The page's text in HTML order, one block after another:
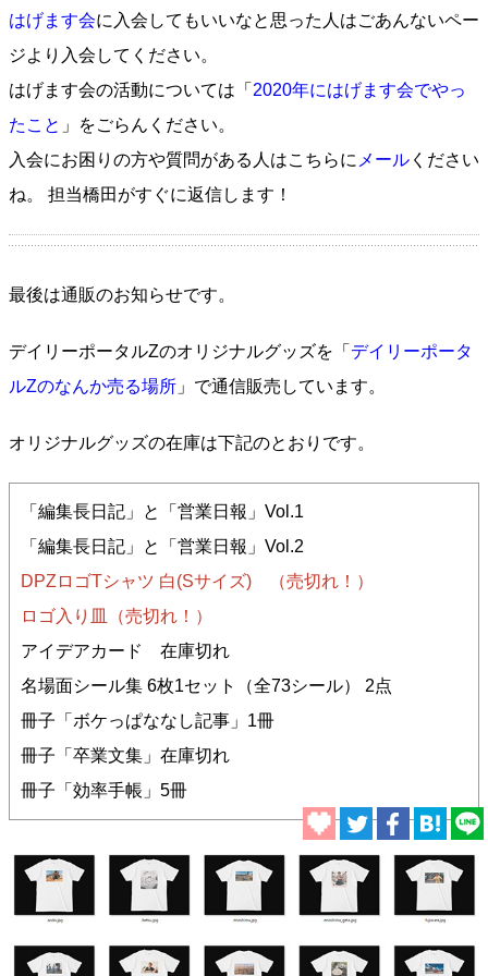
はげます会に入会してもいいなと思った人はごあんないペー
ジより入会してください。
はげます会の活動については「 2020年にはげます会でやっ
たこと 」をごらんください。
入会にお困りの方や質問がある人はこちらに メール ください
ね。 担当橋田がすぐに返信します！
最後は通販のお知らせです。
デイリーポータルZのオリジナルグッズを「 デイリーポータ
ルZのなんか売る場所 」で通信販売しています。
オリジナルグッズの在庫は下記のとおりです。
「編集長日記」と「営業日報」Vol.1
「編集長日記」と「営業日報」Vol.2
DPZロゴTシャツ 白(Sサイズ) （売切れ！）
ロゴ入り皿（売切れ！）
アイデアカード 在庫切れ
名場面シール集 6枚1セット（全73シール） 2点
冊子「ボケっぱななし記事」1冊
冊子「卒業文集」在庫切れ
冊子「効率手帳」5冊